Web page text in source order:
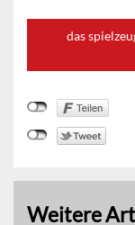
das
Weitere